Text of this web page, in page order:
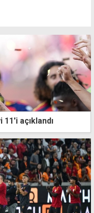
11'i açıklandı